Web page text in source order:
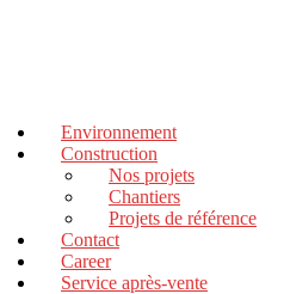
Environnement
Construction
Nos projets
Chantiers
Projets de référence
Contact
Career
Service après-vente